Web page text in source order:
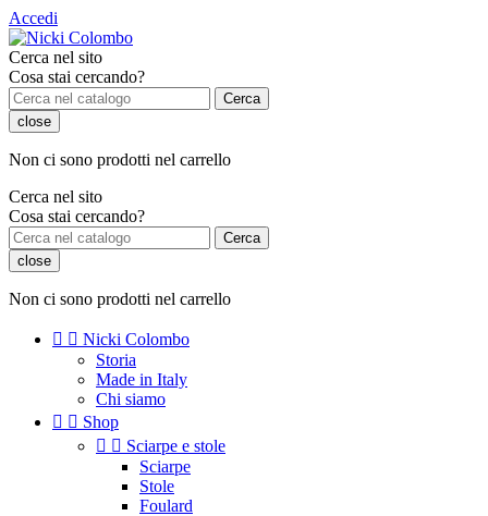
Accedi
Cerca nel sito
Cosa stai cercando?
Cerca
close
Non ci sono prodotti nel carrello
Cerca nel sito
Cosa stai cercando?
Cerca
close
Non ci sono prodotti nel carrello
  Nicki Colombo
Storia
Made in Italy
Chi siamo
  Shop
  Sciarpe e stole
Sciarpe
Stole
Foulard